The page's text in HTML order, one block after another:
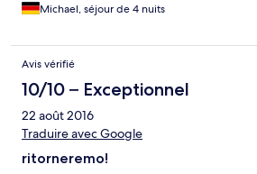
Michael, séjour de 4 nuits
Avis vérifié
10/10 – Exceptionnel
22 août 2016
Traduire avec Google
ritorneremo!